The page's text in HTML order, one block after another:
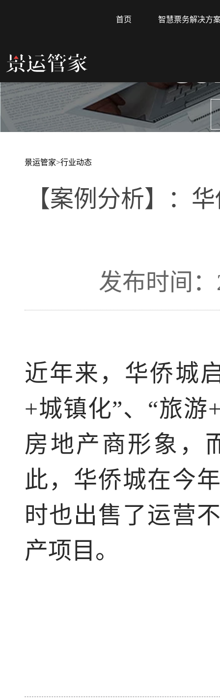
首页 智慧票务解决方
景运管家>行业动态
【案例分析】：
发布时间：
近年来，华侨城
+城镇化”、“旅游
房地产商形象，
此，华侨城在今
时也出售了运营
产项目。